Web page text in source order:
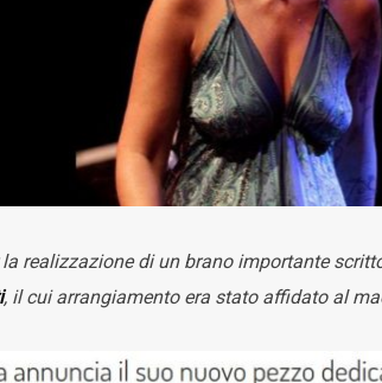
realizzazione di un brano importante
, il cui arrangiamento era stato affidato al